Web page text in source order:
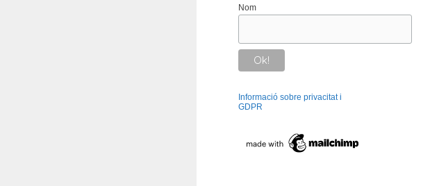
Nom
Informació sobre privacitat i
GDPR